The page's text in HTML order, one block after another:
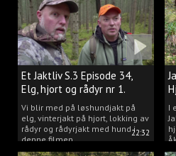
22:32
Et Jaktliv S.3 Episode 34,
Elg, hjort og rådyr nr 1.
2025
Vi blir med på løshundjakt på
elg, vinterjakt på hjort, lokking av
rådyr og rådyrjakt med hund i
denne filmen.
I